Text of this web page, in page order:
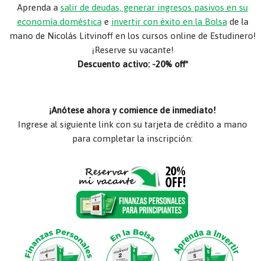
Aprenda a salir de deudas, generar ingresos pasivos en su
economía doméstica e invertir con éxito en la Bolsa de la
mano de Nicolás Litvinoff en los cursos online de Estudinero!
¡Reserve su vacante!
Descuento activo: -20% off*
¡Anótese ahora y comience de inmediato!
Ingrese al siguiente link con su tarjeta de crédito a mano
para completar la inscripción: